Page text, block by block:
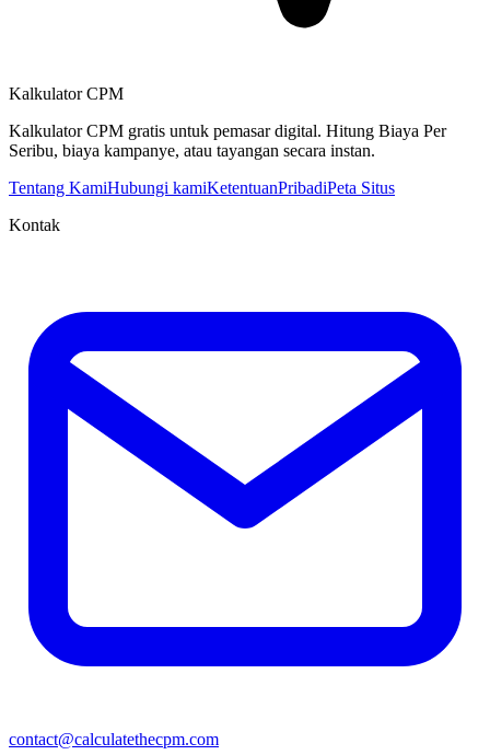
Kalkulator CPM
Kalkulator CPM gratis untuk pemasar digital. Hitung Biaya Per
Seribu, biaya kampanye, atau tayangan secara instan.
Tentang KamiHubungi kamiKetentuanPribadiPeta Situs
Kontak
contact@calculatethecpm.com